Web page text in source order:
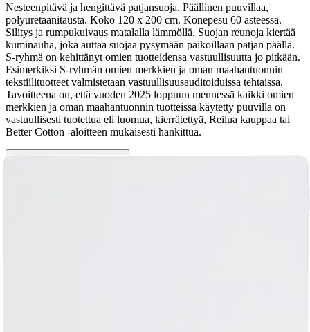
Nesteenpitävä ja hengittävä patjansuoja. Päällinen puuvillaa,
polyuretaanitausta. Koko 120 x 200 cm. Konepesu 60 asteessa.
Silitys ja rumpukuivaus matalalla lämmöllä. Suojan reunoja kiertää
kuminauha, joka auttaa suojaa pysymään paikoillaan patjan päällä.
S-ryhmä on kehittänyt omien tuotteidensa vastuullisuutta jo pitkään.
Esimerkiksi S-ryhmän omien merkkien ja oman maahantuonnin
tekstiilituotteet valmistetaan vastuullisuusauditoiduissa tehtaissa.
Tavoitteena on, että vuoden 2025 loppuun mennessä kaikki omien
merkkien ja oman maahantuonnin tuotteissa käytetty puuvilla on
vastuullisesti tuotettua eli luomua, kierrätettyä, Reilua kauppaa tai
Better Cotton -aloitteen mukaisesti hankittua.
tuotekuvausta